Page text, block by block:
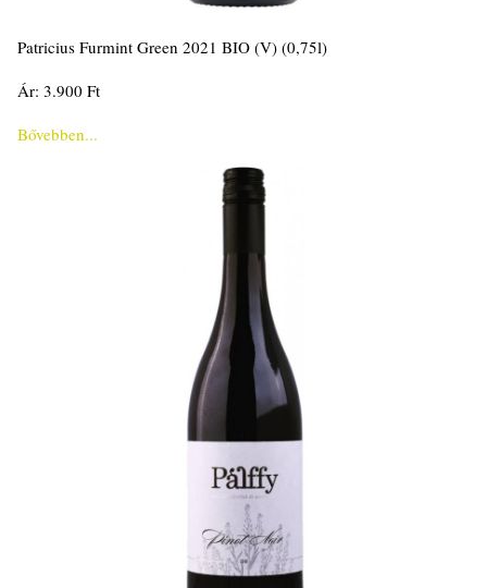
Patricius Furmint Green 2021 BIO (V) (0,75l)
Ár: 3.900 Ft
Bővebben...